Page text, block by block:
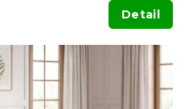
Detail